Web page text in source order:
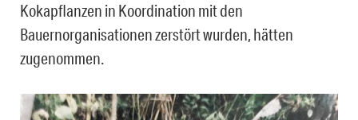
Kokapflanzen in Koordination mit den
Bauernorganisationen zerstört wurden, hätten
zugenommen.